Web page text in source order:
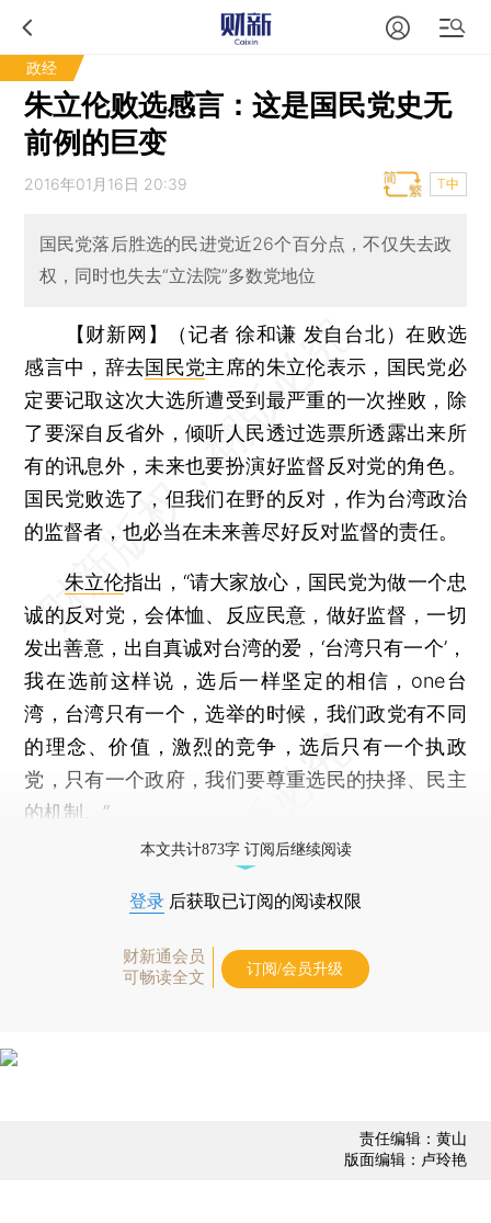
政经
朱立伦败选感言：这是国民党史无
前例的巨变
2016年01月16日 20:39 T中
国民党落后胜选的民进党近26个百分点，不仅失去政
权，同时也失去“立法院”多数党地位
【财新网】（记者 徐和谦 发自台北）在败选
感言中，辞去国民党主席的朱立伦表示，国民党必
定要记取这次大选所遭受到最严重的一次挫败，除
了要深自反省外，倾听人民透过选票所透露出来所
有的讯息外，未来也要扮演好监督反对党的角色。
国民党败选了，但我们在野的反对，作为台湾政治
的监督者，也必当在未来善尽好反对监督的责任。
朱立伦指出，“请大家放心，国民党为做一个忠
诚的反对党，会体恤、反应民意，做好监督，一切
发出善意，出自真诚对台湾的爱，‘台湾只有一个’，
我在选前这样说，选后一样坚定的相信，one台
湾，台湾只有一个，选举的时候，我们政党有不同
的理念、价值，激烈的竞争，选后只有一个执政
党，只有一个政府，我们要尊重选民的抉择、民主
的机制。”
本文共计873字 订阅后继续阅读
登录 后获取已订阅的阅读权限
财新通会员
可畅读全文
订阅/会员升级
责任编辑：黄山
版面编辑：卢玲艳